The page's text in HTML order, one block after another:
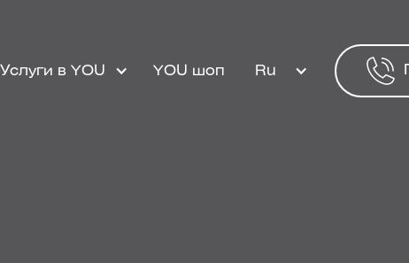
Услуги в YOU YOU шоп Ru